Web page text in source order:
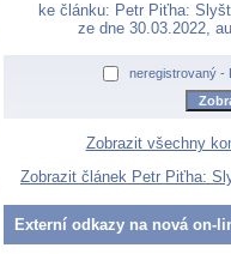
ke článku: Petr Piťha:
ze dne 30.03.2022,
neregistrovaný -
Zobrazit všechny
Zobrazit článek Petr Piťha:
Externí odkazy na nová on-